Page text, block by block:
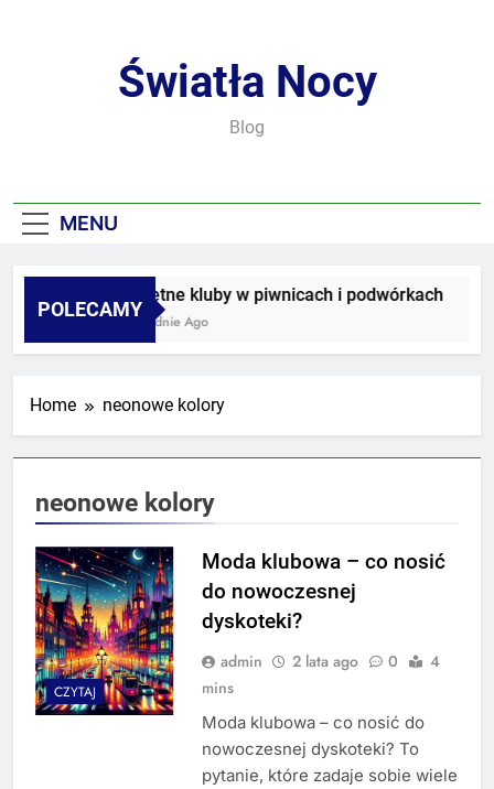
Światła Nocy
Blog
MENU
POLECAMY
Sekretne kluby w piwnicach i podwórkach
2 Tygodnie Ago
Home neonowe kolory
neonowe kolory
CZYTAJ
Moda klubowa – co nosić
do nowoczesnej
dyskoteki?
admin 2 lata ago 0
4
mins
Moda klubowa – co nosić do
nowoczesnej dyskoteki? To
pytanie, które zadaje sobie wiele